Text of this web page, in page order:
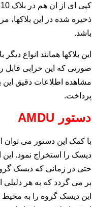
ذخیره شده در این
باشد.
این بلاکها همانند انواع
صورتی که این خرابی قابل
مشاهده اطلاعات دقیق این
پرداخت.
دستور AMDU